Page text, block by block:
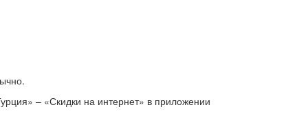
– «Скидки на интернет» в приложении